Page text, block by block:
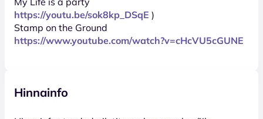
https://youtu.be/sok8kp_DSqE )
Stamp on the Ground
https://www.youtube.com/watch?v=cHcVU5cGUNE
Hinnainfo